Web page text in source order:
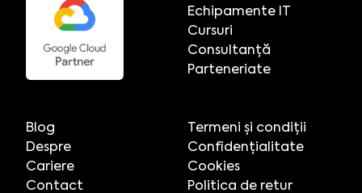
Echipamente IT
Cursuri
Consultanță
Parteneriate
Blog
Despre
Cariere
Contact
Termeni și condiții
Confidențialitate
Cookies
Politica de retur